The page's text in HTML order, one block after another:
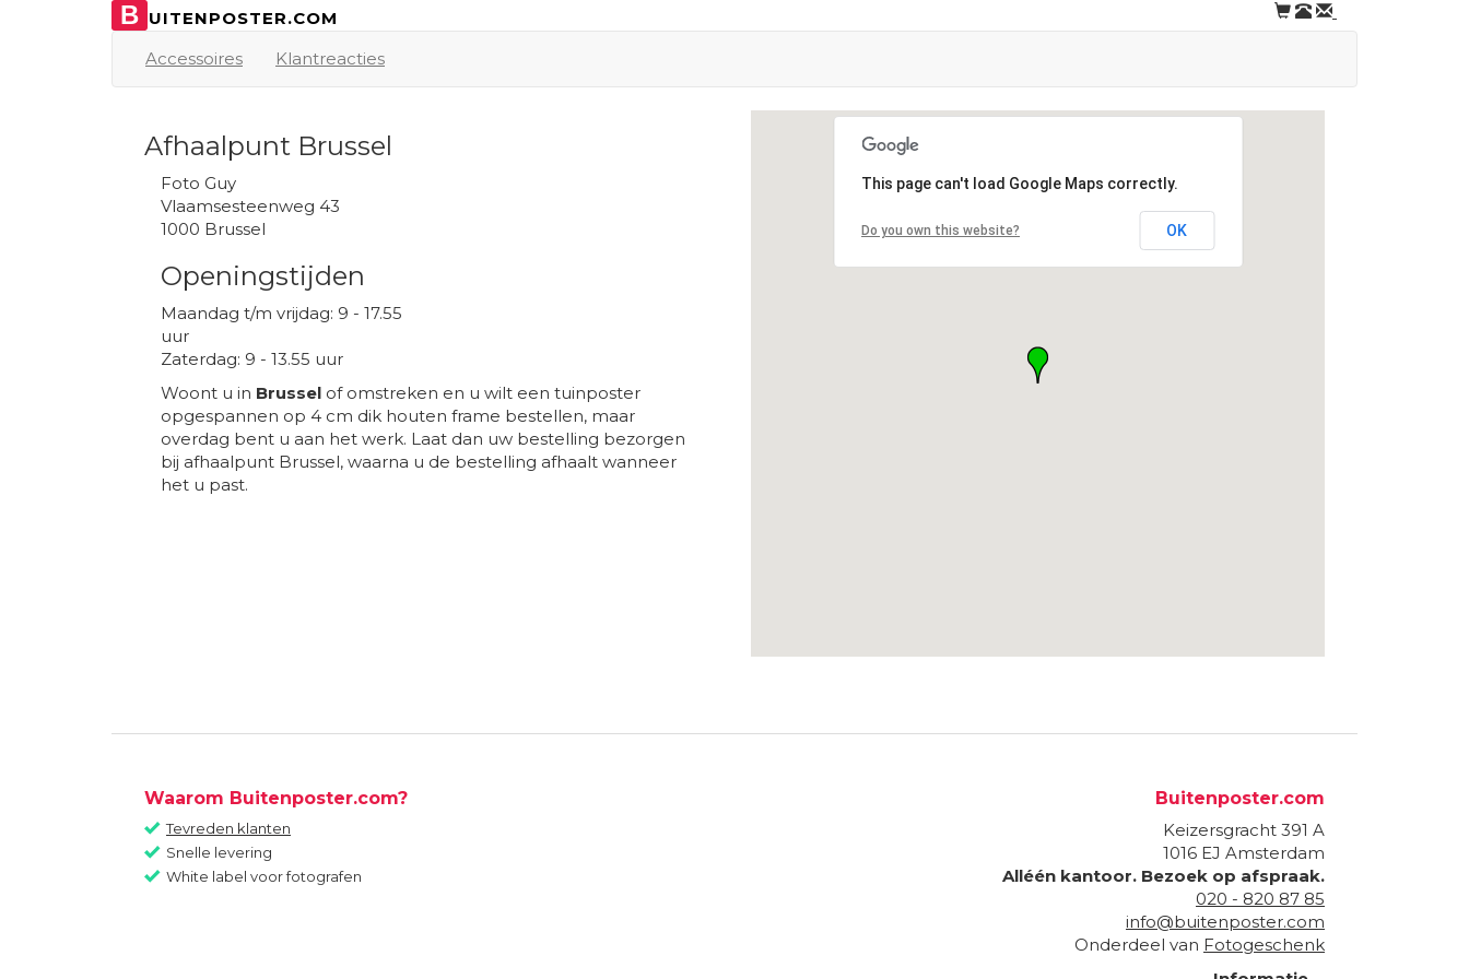
B UITENPOSTER.COM
Accessoires
Klantreacties
Afhaalpunt Brussel
Foto Guy
Vlaamsesteenweg 43
1000 Brussel
Openingstijden
Maandag t/m vrijdag: 9 - 17.55
uur
Zaterdag: 9 - 13.55 uur
Woont u in Brussel of omstreken en u wilt een tuinposter
opgespannen op 4 cm dik houten frame bestellen, maar
overdag bent u aan het werk. Laat dan uw bestelling bezorgen
bij afhaalpunt Brussel, waarna u de bestelling afhaalt wanneer
het u past.
Loading...
This page can't load Google Maps correctly.
Do you own this website? OK
Waarom Buitenposter.com?
Tevreden klanten
Snelle levering
White label voor fotografen
Buitenposter.com
Keizersgracht 391 A
1016 EJ Amsterdam
Alléén kantoor. Bezoek op afspraak.
020 - 820 87 85
info@buitenposter.com
Onderdeel van Fotogeschenk